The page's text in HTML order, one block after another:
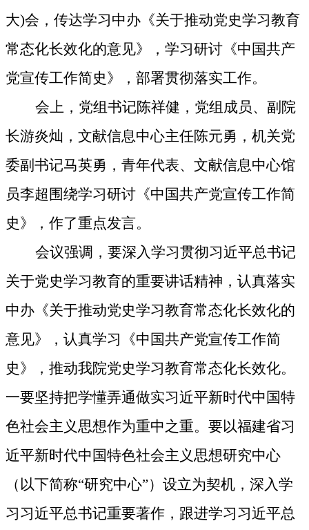
大)会，传达学习中办《关于推动党史学习教育
常态化长效化的意见》， 学习研讨《中国共产
党宣传工作简史》，部署贯彻落实工作。
会上，党组书记陈祥健，党组成员、副院
长游炎灿，文献信息中心主任陈元勇，机关党
委副书记马英勇，青年代表、文献信息中心馆
员李超围绕学习研讨 《中国共产党宣传工作简
史》， 作了重点发言。
会议强调， 要深入学习贯彻习近平总书记
关于党史学习教育的重要讲话精神，认真落实
中办《关于推动党史学习教育常态化长效化的
意见》，认真学习《中国共产党宣传工作简
史》，推动我院党史学习教育常态化长效化。
一要坚持把学懂弄通做实习近平新时代中国特
色社会主义思想作为重中之重。 要以福建省习
近平新时代中国特色社会主义思想研究中心
（以下简称“研究中心”）设立为契机，深入学
习习近平总书记重要著作，跟进学习习近平总